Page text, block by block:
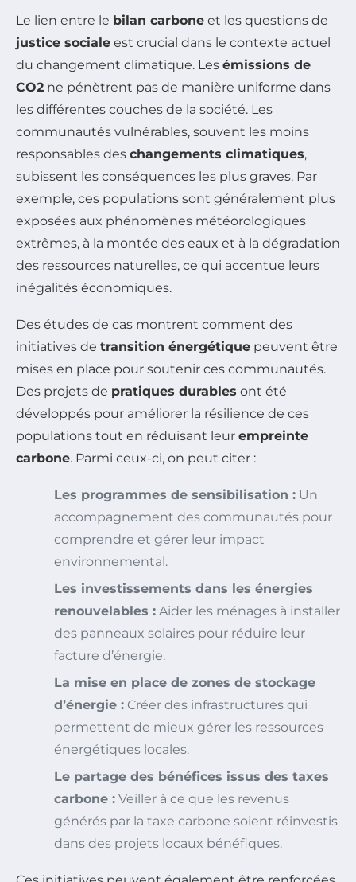
Le lien entre le bilan carbone et les questions de
justice sociale est crucial dans le contexte actuel
du changement climatique. Les émissions de
CO2 ne pénètrent pas de manière uniforme dans
les différentes couches de la société. Les
communautés vulnérables, souvent les moins
responsables des changements climatiques,
subissent les conséquences les plus graves. Par
exemple, ces populations sont généralement plus
exposées aux phénomènes météorologiques
extrêmes, à la montée des eaux et à la dégradation
des ressources naturelles, ce qui accentue leurs
inégalités économiques.
Des études de cas montrent comment des
initiatives de transition énergétique peuvent être
mises en place pour soutenir ces communautés.
Des projets de pratiques durables ont été
développés pour améliorer la résilience de ces
populations tout en réduisant leur empreinte
carbone. Parmi ceux-ci, on peut citer :
Les programmes de sensibilisation : Un
accompagnement des communautés pour
comprendre et gérer leur impact
environnemental.
Les investissements dans les énergies
renouvelables : Aider les ménages à installer
des panneaux solaires pour réduire leur
facture d’énergie.
La mise en place de zones de stockage
d’énergie : Créer des infrastructures qui
permettent de mieux gérer les ressources
énergétiques locales.
Le partage des bénéfices issus des taxes
carbone : Veiller à ce que les revenus
générés par la taxe carbone soient réinvestis
dans des projets locaux bénéfiques.